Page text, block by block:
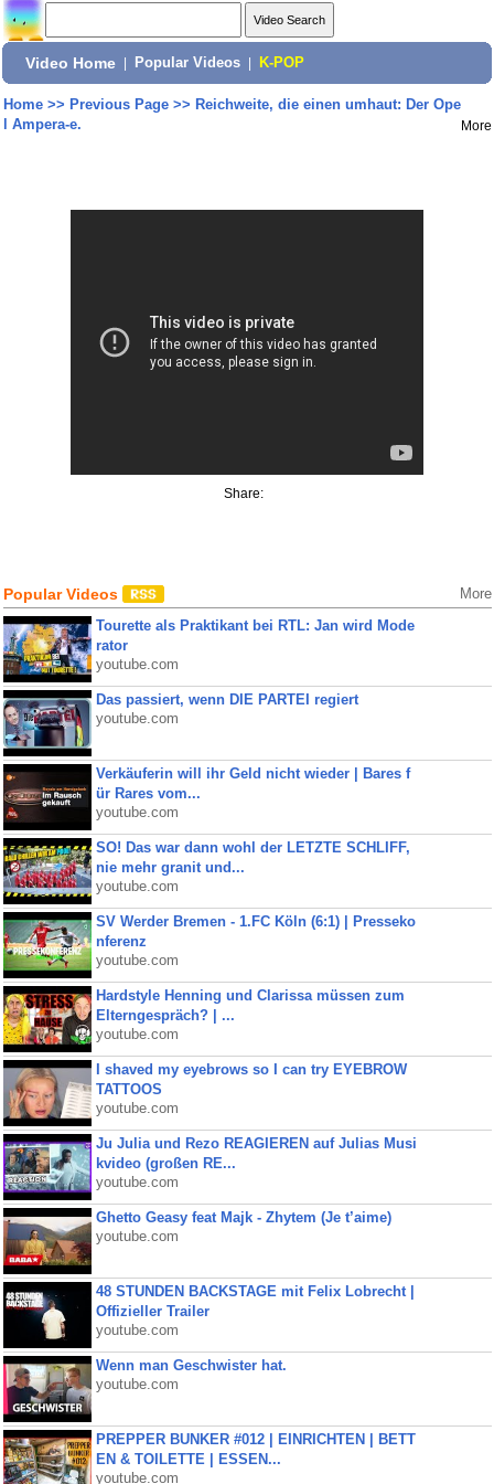
Video Home Popular Videos K-POP
Home>> Previous Page>> Reichweite, die einen umhaut: Der Ope
l Ampera-e.
More
Share:
Popular Videos More
Tourette als Praktikant bei RTL: Jan wird Mode
rator
youtube.com
Das passiert, wenn DIE PARTEI regiert
youtube.com
Verkäuferin will ihr Geld nicht wieder | Bares f
ür Rares vom...
youtube.com
SO! Das war dann wohl der LETZTE SCHLIFF,
nie mehr granit und...
youtube.com
SV Werder Bremen - 1.FC Köln (6:1) | Presseko
nferenz
youtube.com
Hardstyle Henning und Clarissa müssen zum
Elterngespräch? | ...
youtube.com
I shaved my eyebrows so I can try EYEBROW
TATTOOS
youtube.com
Ju Julia und Rezo REAGIEREN auf Julias Musi
kvideo (großen RE...
youtube.com
Ghetto Geasy feat Majk - Zhytem (Je t’aime)
youtube.com
48 STUNDEN BACKSTAGE mit Felix Lobrecht |
Offizieller Trailer
youtube.com
Wenn man Geschwister hat.
youtube.com
PREPPER BUNKER #012 | EINRICHTEN | BETT
EN & TOILETTE | ESSEN...
youtube.com